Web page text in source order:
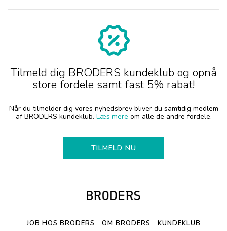
Tilmeld dig BRODERS kundeklub og opnå
store fordele samt fast 5% rabat!
Når du tilmelder dig vores nyhedsbrev bliver du samtidig medlem
af BRODERS kundeklub. Læs mere om alle de andre fordele.
TILMELD NU
JOB HOS BRODERS OM BRODERS
KUNDEKLUB